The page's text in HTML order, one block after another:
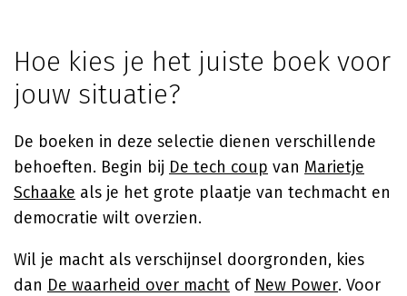
Hoe kies je het juiste boek voor
jouw situatie?
De boeken in deze selectie dienen verschillende
behoeften. Begin bij De tech coup van Marietje
Schaake als je het grote plaatje van techmacht en
democratie wilt overzien.
Wil je macht als verschijnsel doorgronden, kies
dan De waarheid over macht of New Power. Voor